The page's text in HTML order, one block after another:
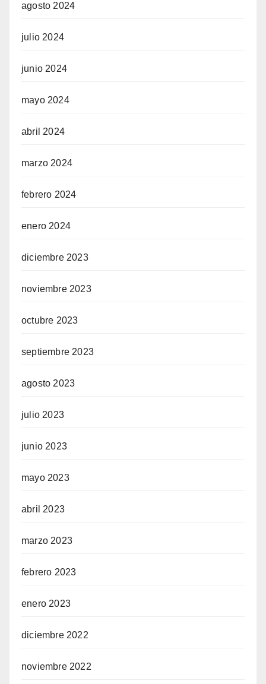
agosto 2024
julio 2024
junio 2024
mayo 2024
abril 2024
marzo 2024
febrero 2024
enero 2024
diciembre 2023
noviembre 2023
octubre 2023
septiembre 2023
agosto 2023
julio 2023
junio 2023
mayo 2023
abril 2023
marzo 2023
febrero 2023
enero 2023
diciembre 2022
noviembre 2022